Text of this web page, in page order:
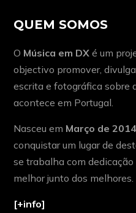
QUEM SOMOS
O Música em DX é um
objectivo promover,
escrita e fotográfica sobre
acontece em Portugal.
Nasceu em Março de 2014
conquistar um lugar de
se trabalha com
melhor junto dos melhores.
[+info]